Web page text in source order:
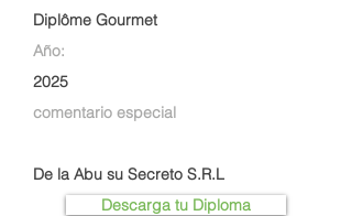
Diplôme Gourmet
Año:
2025
comentario especial
De la Abu su Secreto S.R.L
Descarga tu Diploma